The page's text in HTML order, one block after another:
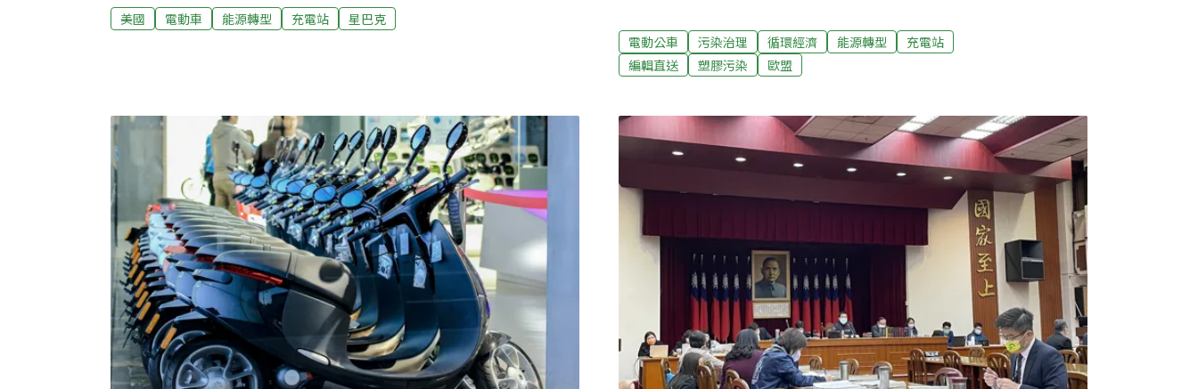
計在美國5號州際高速公路旁的一百多家星巴克設置電動車快速充電樁，強
調100%綠能，適用所有電動車，並支援多種支付方式。該公路貫穿美西，
充電站，是這家百歲德國車商雄心計畫的一部分：2030年前，斥資10億美
元在全球打造2000個電動車充電中心，超過1萬個充電樁，賓士稱之為「高
功率充電網」（Mercedes
美國 電動車 能源轉型 充電站 星巴克
下，增進車輛使用效率。充電樁為一對多，五個充電樁就可滿足27台車。
交通局指出，北市目前共348輛電動公車，預計年底前達650輛，而今
（2023）年到2030年將配合車輛屆齡期間逐年汰舊換新，平均每年400
臭 八里污水廠挨罰新北市議員鄭宇恩接獲投訴，指台北市政府代管的八里
污水處理廠在2017年曾偷排廢水、2020年堆置淤泥影響環境，如今又故態
復萌，至少有四百包淤泥堆置在廠區內，臭味嚴重影響生活品質。對此，
新北市環保局表示，已經告發並要求在4月10日前完成清除。此外
電動公車 污染治理 循環經濟 能源轉型
充電站
編輯直送
塑膠污染 歐盟